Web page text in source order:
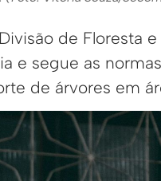
de Floresta e
e segue as
de árvores em